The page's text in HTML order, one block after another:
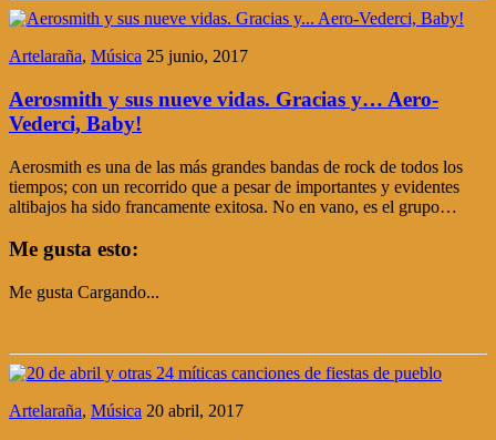
Artelaraña, Música 25 junio, 2017
Aerosmith y sus nueve vidas. Gracias y… Aero-
Vederci, Baby!
Aerosmith es una de las más grandes bandas de rock de todos los
tiempos; con un recorrido que a pesar de importantes y evidentes
altibajos ha sido francamente exitosa. No en vano, es el grupo…
Me gusta esto:
Me gusta Cargando...
Artelaraña, Música 20 abril, 2017